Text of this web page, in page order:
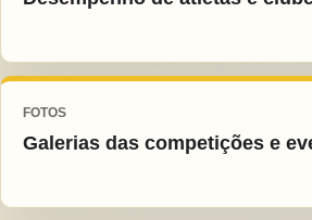
FOTOS
Galerias das competições e